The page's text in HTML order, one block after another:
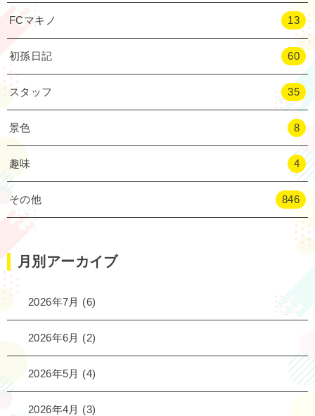
FCマキノ 13
初孫日記 60
スタッフ 35
景色 8
趣味 4
その他 846
月別アーカイブ
2026年7月 (6)
2026年6月 (2)
2026年5月 (4)
2026年4月 (3)